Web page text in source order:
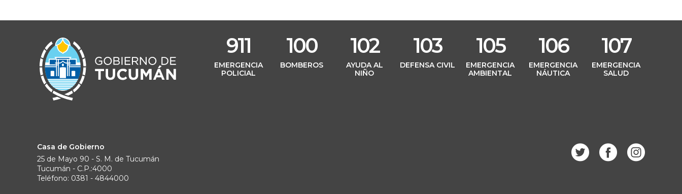
911
EMERGENCIA
POLICIAL
100
BOMBEROS
102
AYUDA AL
NIÑO
103
DEFENSA CIVIL
105
EMERGENCIA
AMBIENTAL
106
EMERGENCIA
NÁUTICA
107
EMERGENCIA
SALUD
Casa de Gobierno
25 de Mayo 90 - S. M. de Tucumán
Tucumán - C.P.:4000
Teléfono: 0381 - 4844000